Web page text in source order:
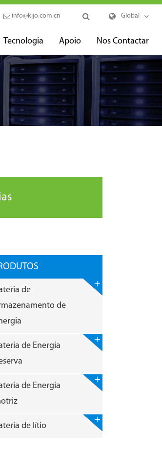
info@kijo.com.cn Global
Tecnologia Apoio Nos Contactar
de
de
de Energia
de Energia
de lítio